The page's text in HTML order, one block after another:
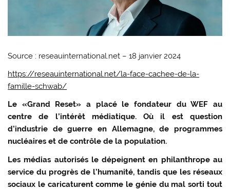
Source : reseauinternational.net – 18 janvier 2024
https://reseauinternational.net/la-face-cachee-de-la-
famille-schwab/
Le «Grand Reset» a placé le fondateur du WEF au
centre de l’intérêt médiatique. Où il est question
d’industrie de guerre en Allemagne, de programmes
nucléaires et de contrôle de la population.
Les médias autorisés le dépeignent en philanthrope au
service du progrès de l’humanité, tandis que les réseaux
sociaux le caricaturent comme le génie du mal sorti tout